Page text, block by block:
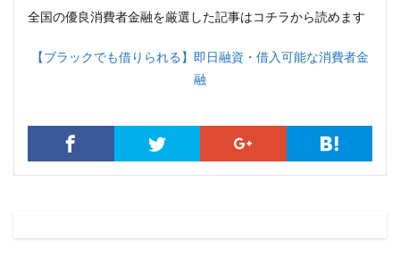
全国の優良消費者金融を厳選した記事はコチラから読めます
【ブラックでも借りられる】即日融資・借入可能な消費者金
融